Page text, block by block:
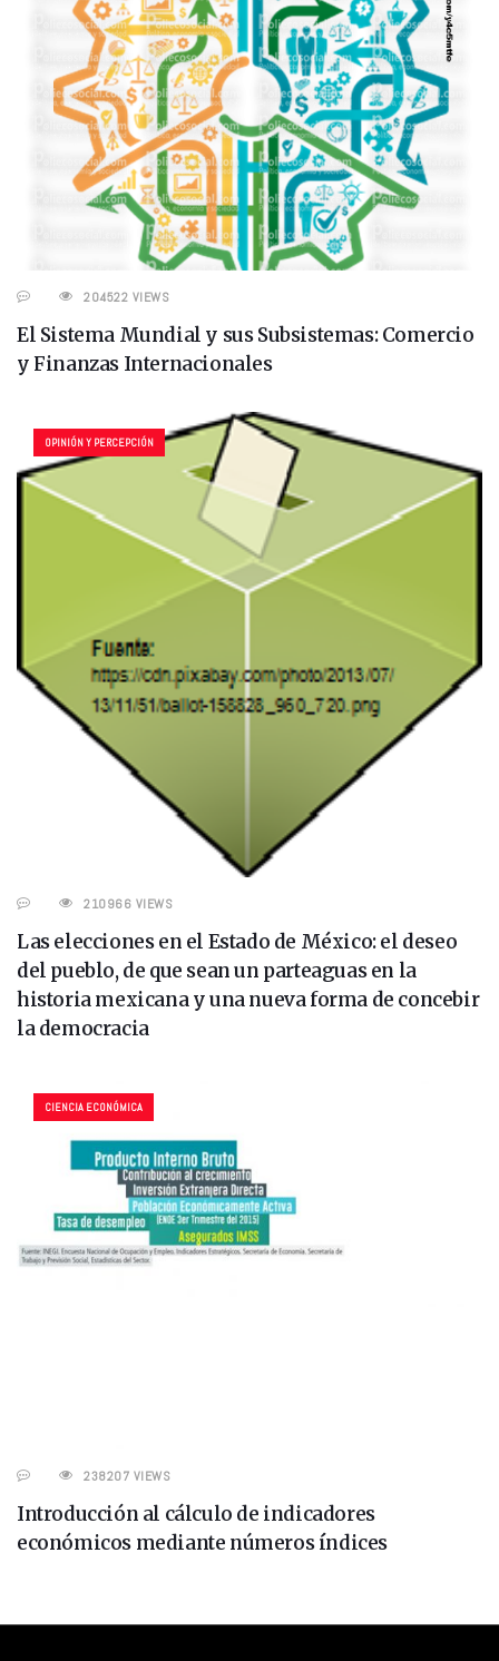
204522 VIEWS
El Sistema Mundial y sus Subsistemas: Comercio
y Finanzas Internacionales
OPINIÓN Y PERCEPCIÓN
210966 VIEWS
Las elecciones en el Estado de México: el deseo
del pueblo, de que sean un parteaguas en la
historia mexicana y una nueva forma de concebir
la democracia
CIENCIA ECONÓMICA
238207 VIEWS
Introducción al cálculo de indicadores
económicos mediante números índices